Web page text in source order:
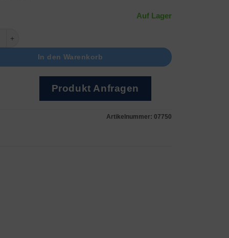
Auf Lager
Menge
In den Warenkorb
Produkt Anfragen
Artikelnummer: 07750